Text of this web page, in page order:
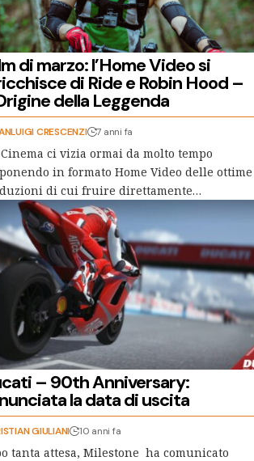
di marzo: l’Home Video si
di Ride e Robin Hood –
della Leggenda
CRESCENZI 7 anni fa
ci vizia ormai da molto tempo
in formato Home Video delle ottime
di cui fruire direttamente…
– 90th Anniversary:
la data di uscita
GIULIANI 10 anni fa
tanta attesa, Milestone ha comunicato